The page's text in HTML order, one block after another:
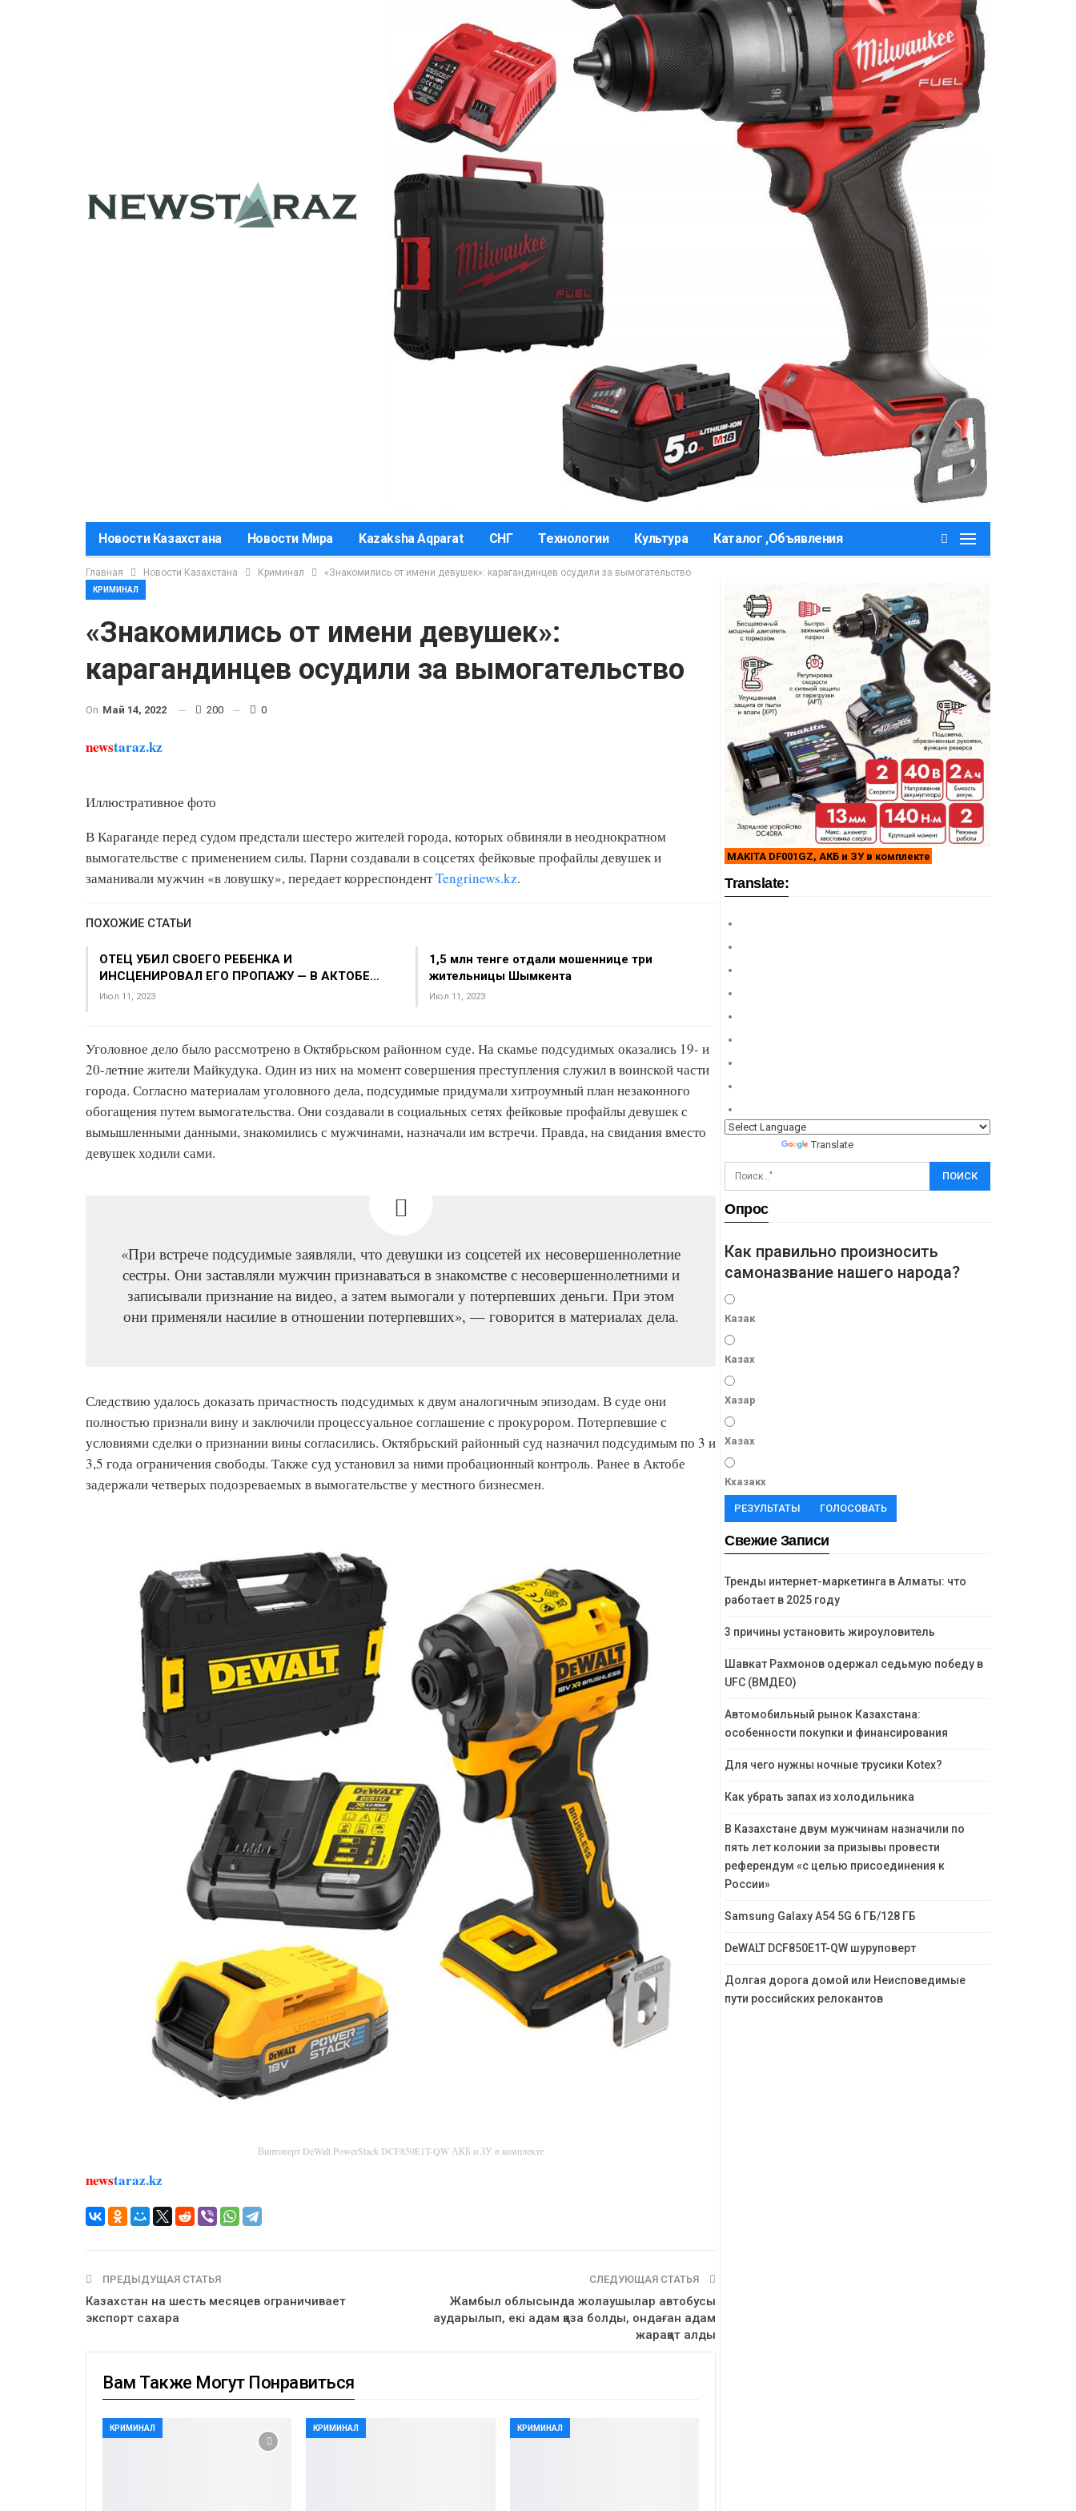
Новости Казахстана Новости Мира Kazaksha Aqparat СНГ Технологии Культура Каталог ,Объявления
Главная Новости Казахстана Криминал «Знакомились от имени девушек»: карагандинцев осудили за вымогательство
КРИМИНАЛ
«Знакомились от имени девушек»:
карагандинцев осудили за вымогательство
On Май 14, 2022 200 0
newstaraz.kz
Иллюстративное фото
В Караганде перед судом предстали шестеро жителей города, которых обвиняли в неоднократном
вымогательстве с применением силы. Парни создавали в соцсетях фейковые профайлы девушек и
заманивали мужчин «в ловушку», передает корреспондентTengrinews.kz.
ПОХОЖИЕ СТАТЬИ
ОТЕЦ УБИЛ СВОЕГО РЕБЕНКА И
ИНСЦЕНИРОВАЛ ЕГО ПРОПАЖУ — В АКТОБЕ…
Июл 11, 2023
1,5 млн тенге отдали мошеннице три
жительницы Шымкента
Июл 11, 2023
Уголовное дело было рассмотрено в Октябрьском районном суде. На скамье подсудимых оказались 19- и
20-летние жители Майкудука. Один из них на момент совершения преступления служил в воинской части
города. Согласно материалам уголовного дела, подсудимые придумали хитроумный план незаконного
обогащения путем вымогательства. Они создавали в социальных сетях фейковые профайлы девушек с
вымышленными данными, знакомились с мужчинами, назначали им встречи. Правда, на свидания вместо
девушек ходили сами.
«При встрече подсудимые заявляли, что девушки из соцсетей их несовершеннолетние
сестры. Они заставляли мужчин признаваться в знакомстве с несовершеннолетними и
записывали признание на видео, а затем вымогали у потерпевших деньги. При этом
они применяли насилие в отношении потерпевших», — говорится в материалах дела.
Следствию удалось доказать причастность подсудимых к двум аналогичным эпизодам. В суде они
полностью признали вину и заключили процессуальное соглашение с прокурором. Потерпевшие с
условиями сделки о признании вины согласились. Октябрьский районный суд назначил подсудимым по 3 и
3,5 года ограничения свободы. Также суд установил за ними пробационный контроль. Ранее в Актобе
задержали четверых подозреваемых в вымогательстве у местного бизнесмен.
Винтоверт DeWalt PowerStack DCF850E1T-QW АКБ и ЗУ в комплекте
newstaraz.kz
ПРЕДЫДУЩАЯ СТАТЬЯ
Казахстан на шесть месяцев ограничивает
экспорт сахара
СЛЕДУЮЩАЯ СТАТЬЯ
Жамбыл облысында жолаушылар автобусы
аударылып, екі адам қаза болды, ондаған адам
жарақат алды
Вам Также Могут Понравиться
КРИМИНАЛ КРИМИНАЛ КРИМИНАЛ
MAKITA DF001GZ, АКБ и ЗУ в комплекте
Translate:
Translate
Опрос
Как правильно произносить
самоназвание нашего народа?
Казак
Казах
Хазар
Хазах
Кхазакх
РЕЗУЛЬТАТЫ ГОЛОСОВАТЬ
Свежие Записи
Тренды интернет-маркетинга в Алматы: что
работает в 2025 году
3 причины установить жироуловитель
Шавкат Рахмонов одержал седьмую победу в
UFC (ВМДЕО)
Автомобильный рынок Казахстана:
особенности покупки и финансирования
Для чего нужны ночные трусики Kotex?
Как убрать запах из холодильника
В Казахстане двум мужчинам назначили по
пять лет колонии за призывы провести
референдум «с целью присоединения к
России»
Samsung Galaxy A54 5G 6 ГБ/128 ГБ
DeWALT DCF850E1T-QW шуруповерт
Долгая дорога домой или Неисповедимые
пути российских релокантов